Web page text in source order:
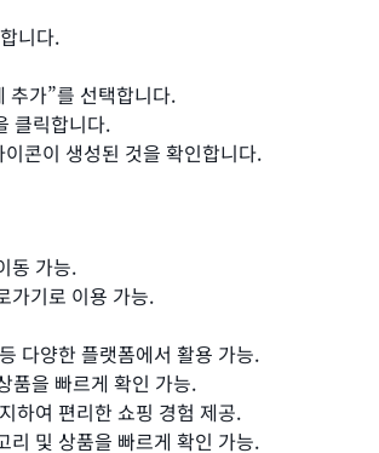
니다.
추가”를 선택합니다.
클릭합니다.
콘이 생성된 것을 확인합니다.
동 가능.
가기로 이용 가능.
다양한 플랫폼에서 활용 가능.
품을 빠르게 확인 가능.
하여 편리한 쇼핑 경험 제공.
리 및 상품을 빠르게 확인 가능.